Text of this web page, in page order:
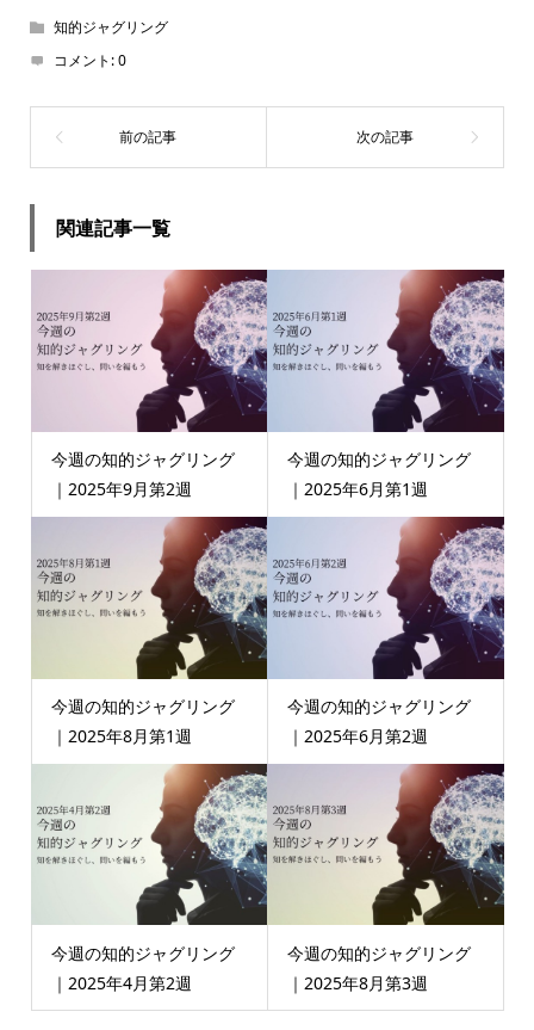
知的ジャグリング
コメント:0
関連記事一覧
今週の知的ジャグリング
｜2025年9月第2週
今週の知的ジャグリング
｜2025年6月第1週
今週の知的ジャグリング
｜2025年8月第1週
今週の知的ジャグリング
｜2025年6月第2週
今週の知的ジャグリング
｜2025年4月第2週
今週の知的ジャグリング
｜2025年8月第3週